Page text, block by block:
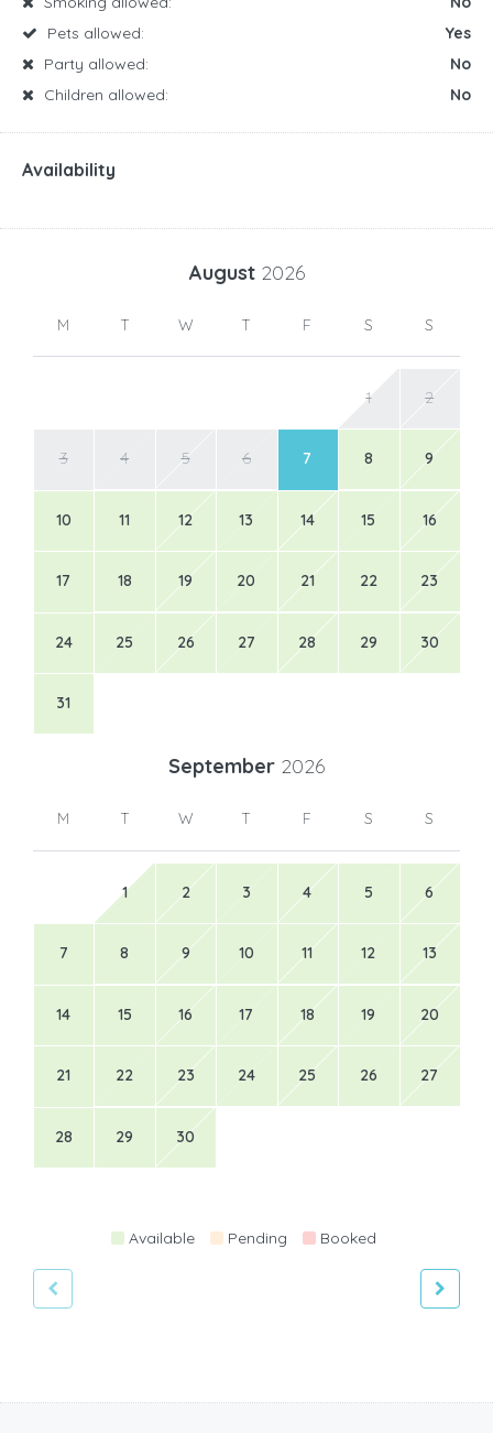
Pets allowed:
Yes
Party allowed:
No
Children allowed:
No
Availability
August 2026
M T W T F S S
1 2
3 4 5 6 7 8 9
10 11 12 13 14 15 16
17 18 19 20 21 22 23
24 25 26 27 28 29 30
31
September 2026
M T W T F S S
1 2 3 4 5 6
7 8 9 10 11 12 13
14 15 16 17 18 19 20
21 22 23 24 25 26 27
28 29 30
Available Pending Booked